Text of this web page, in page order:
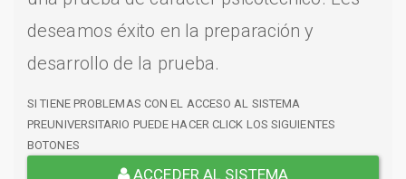
deseamos éxito en la preparación y
desarrollo de la prueba.
SI TIENE PROBLEMAS CON EL ACCESO AL SISTEMA
PREUNIVERSITARIO PUEDE HACER CLICK LOS SIGUIENTES
BOTONES
ACCEDER AL SISTEMA